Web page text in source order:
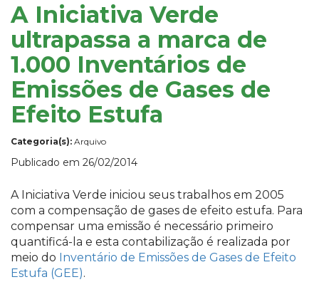
A Iniciativa Verde
ultrapassa a marca de
1.000 Inventários de
Emissões de Gases de
Efeito Estufa
Categoria(s): Arquivo
Publicado em 26/02/2014
A Iniciativa Verde iniciou seus trabalhos em 2005
com a compensação de gases de efeito estufa. Para
compensar uma emissão é necessário primeiro
quantificá-la e esta contabilização é realizada por
meio do Inventário de Emissões de Gases de Efeito
Estufa (GEE).